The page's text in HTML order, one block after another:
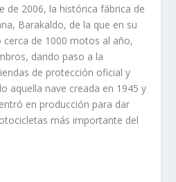
de 2006, la histórica fábrica de
Barakaldo, de la que en su
de 1000 motos al año,
dando paso a la
de protección oficial y
aquella nave creada en 1945 y
en producción para dar
más importante del